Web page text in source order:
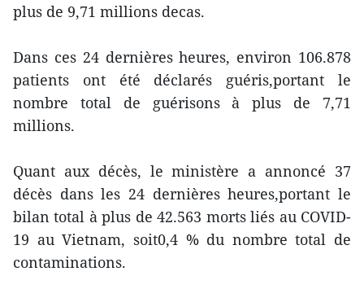
plus de 9,71 millions decas.
Dans ces 24 dernières heures, environ 106.878
patients ont été déclarés guéris,portant le
nombre total de guérisons à plus de 7,71
millions.
Quant aux décès, le ministère a annoncé 37
décès dans les 24 dernières heures,portant le
bilan total à plus de 42.563 morts liés au COVID-
19 au Vietnam, soit0,4 % du nombre total de
contaminations.